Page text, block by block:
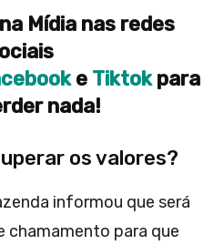
Mídia nas redes
e Tiktokpara
nada!
os valores?
informou que será
chamamento para que